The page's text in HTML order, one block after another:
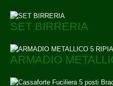
SET BIRRERIA
ARMADIO